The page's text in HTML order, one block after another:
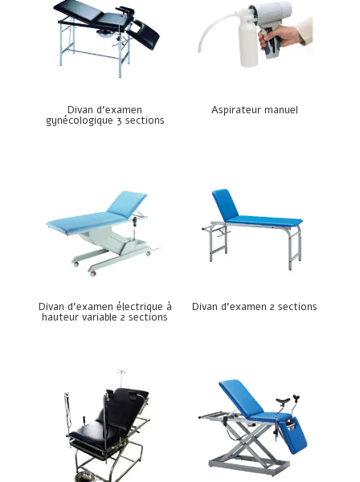
Divan d’examen
gynécologique 3 sections
Aspirateur manuel
Divan d’examen électrique à
hauteur variable 2 sections
Divan d’examen 2 sections